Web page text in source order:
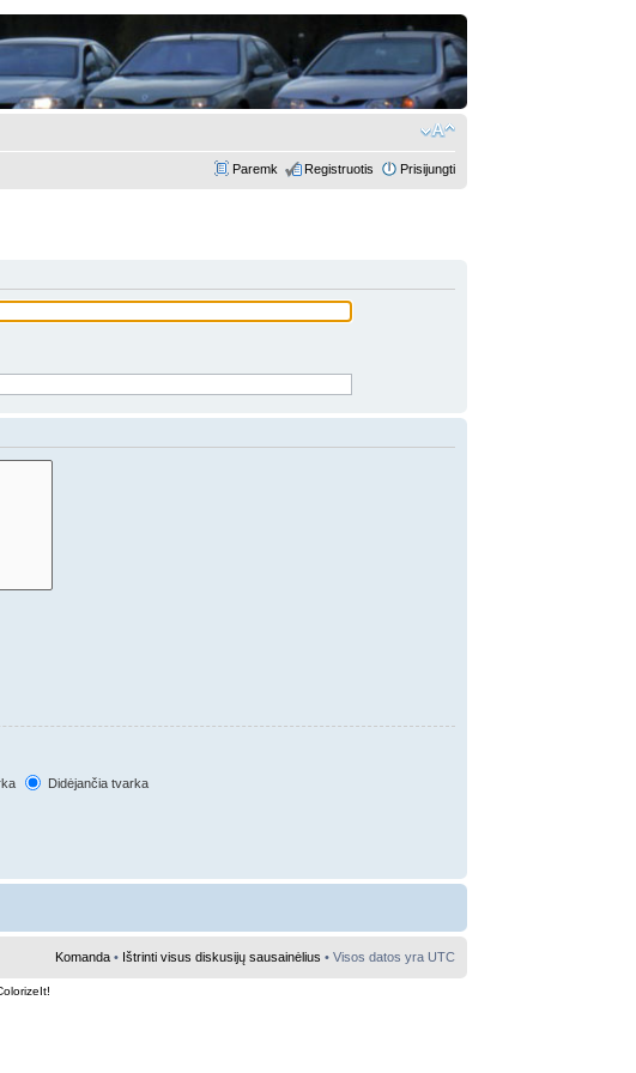
Paremk Registruotis Prisijungti
Didėjančia tvarka
Komanda• Ištrinti visus diskusijų sausainėlius • Visos datos yra UTC